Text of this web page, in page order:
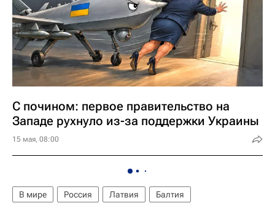
С почином: первое правительство на
Западе рухнуло из-за поддержки Украины
15 мая, 08:00
В мире Россия Латвия
Балтия